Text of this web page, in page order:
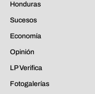
Honduras
Sucesos
Economía
Opinión
LP Verifica
Fotogalerías